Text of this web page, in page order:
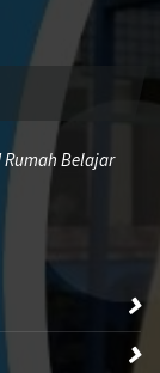
Rumah Belajar